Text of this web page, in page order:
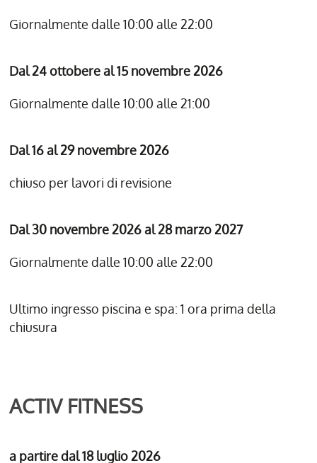
Giornalmente dalle 10:00 alle 22:00
Dal 24 ottobere al 15 novembre 2026
Giornalmente dalle 10:00 alle 21:00
Dal 16 al 29 novembre 2026
chiuso per lavori di revisione
Dal 30 novembre 2026 al 28 marzo 2027
Giornalmente dalle 10:00 alle 22:00
Ultimo ingresso piscina e spa: 1 ora prima della
chiusura
ACTIV FITNESS
a partire dal 18 luglio 2026